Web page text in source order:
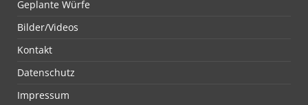
Geplante Würfe
Bilder/Videos
Kontakt
Datenschutz
Impressum